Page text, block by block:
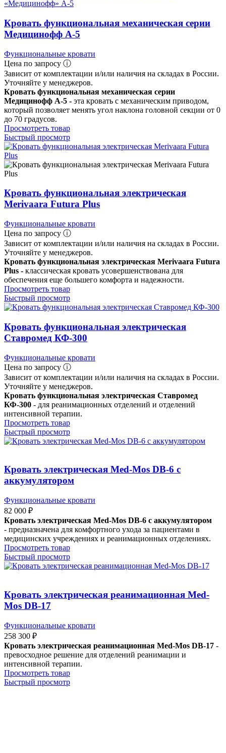
Кровать функциональная механическая серии
Медицинофф A-5
Функциональные кровати
Цена по запросу ⓘ
Зависит от комплектации и/или наличия на складах в России.
Уточняйте у менеджеров.
Кровать функциональная механическая серии
Медицинофф A-5 - эта кровать с механическим приводом,
который позволяет менять угол наклона головной секции от 0
до 70 градусов.
Просмотреть товар
Быстрый просмотр
Кровать функциональная электрическая
Merivaara Futura Plus
Функциональные кровати
Цена по запросу ⓘ
Зависит от комплектации и/или наличия на складах в России.
Уточняйте у менеджеров.
Кровать функциональная электрическая Merivaara Futura
Plus - классическая кровать усовершенствована для
обеспечения еще большего комфорта и надежности.
Просмотреть товар
Быстрый просмотр
Кровать функциональная электрическая
Ставромед КФ-300
Функциональные кровати
Цена по запросу ⓘ
Зависит от комплектации и/или наличия на складах в России.
Уточняйте у менеджеров.
Кровать функциональная электрическая Ставромед
КФ-300 - для реанимационных отделений и отделений
интенсивной терапии.
Просмотреть товар
Быстрый просмотр
Кровать электрическая Med-Mos DB-6 с
аккумулятором
Функциональные кровати
82 000 ₽
Кровать электрическая Med-Mos DB-6 с аккумулятором
- предназначена для комфортного ухода за пациентами в
медицинских учреждениях и реанимационных отделениях.
Просмотреть товар
Быстрый просмотр
Кровать электрическая реанимационная Med-
Mos DB-17
Функциональные кровати
258 300 ₽
Кровать электрическая реанимационная Med-Mos DB-17 -
превосходное решение для отделений реанимации и
интенсивной терапии.
Просмотреть товар
Быстрый просмотр